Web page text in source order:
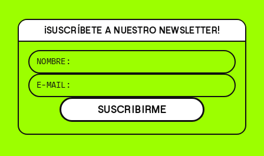
¡SUSCRÍBETE A NUESTRO NEWSLETTER!
SUSCRIBIRME